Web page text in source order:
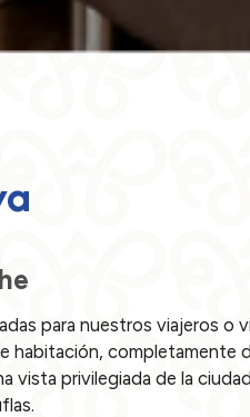
para nuestros viajeros
completamente
vista privilegiada de la